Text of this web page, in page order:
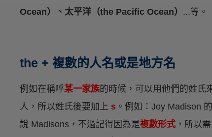
Ocean）、太平洋（the Pacific Ocean） ...等。
the + 複數的人名或是地方名
例如在稱呼某一家族的時候，可以用他們的姓氏
人，所以姓氏後要加上 s 。例如：Joy Madison
說 Madisons，不過記得因為是複數形式 ，所以